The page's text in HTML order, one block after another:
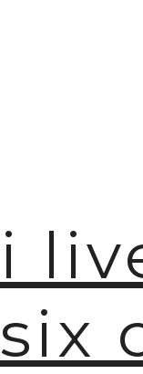
i
six